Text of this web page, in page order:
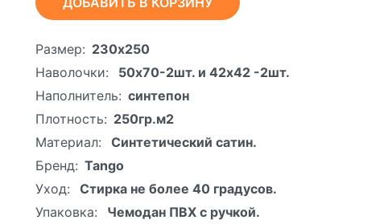
Размер: 230х250
Наволочки:
50х70-2шт. и 42х42 -2шт.
Наполнитель: синтепон
Плотность: 250гр.м2
Материал:
Синтетический сатин.
Бренд: Tango
Уход:
Стирка не более 40 градусов.
Упаковка:
Чемодан ПВХ с ручкой.